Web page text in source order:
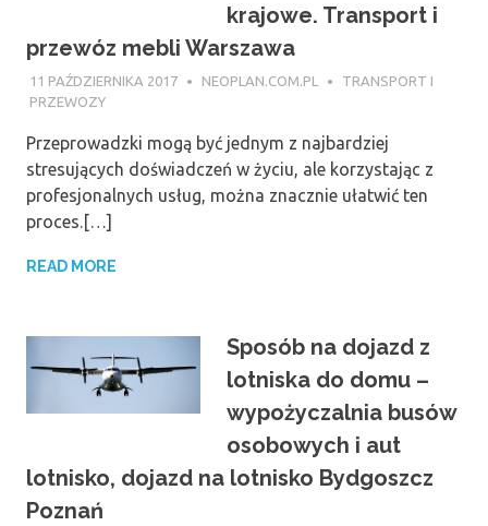
krajowe. Transport i
przewóz mebli Warszawa
11 PAŹDZIERNIKA 2017 NEOPLAN.COM.PL
TRANSPORT I
PRZEWOZY
Przeprowadzki mogą być jednym z najbardziej
stresujących doświadczeń w życiu, ale korzystając z
profesjonalnych usług, można znacznie ułatwić ten
proces.[…]
READ MORE
Sposób na dojazd z
lotniska do domu –
wypożyczalnia busów
osobowych i aut
lotnisko, dojazd na lotnisko Bydgoszcz
Poznań